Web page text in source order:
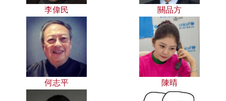
李偉民 關品方
何志平 陳晴